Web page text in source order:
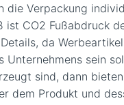
die Verpackung
ist CO2 Fußabdruck
da
Unternehmens sein
sind, dann
dem Produkt und